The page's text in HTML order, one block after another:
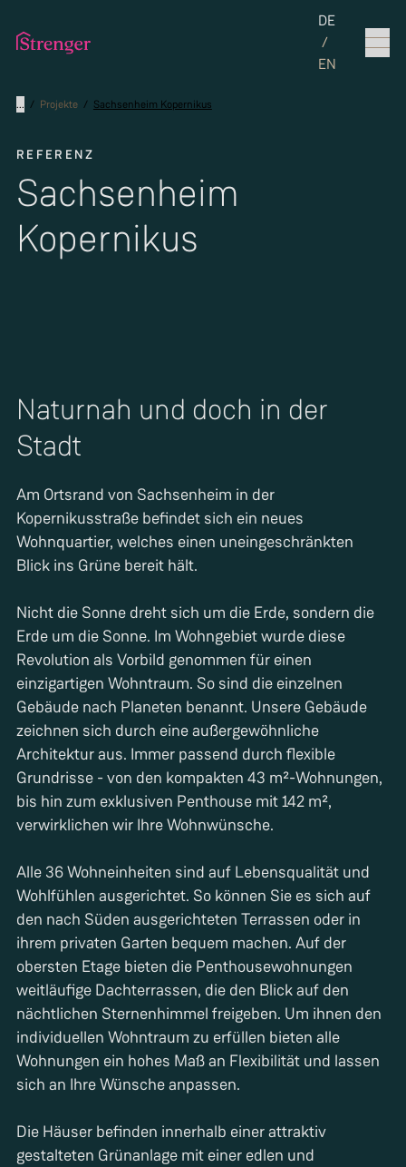
Set the
DE
/
EN
... / Projekte / Sachsenheim Kopernikus
REFERENZ
Sachsenheim
Kopernikus
Naturnah und doch in der
Stadt
Am Ortsrand von Sachsenheim in der
Kopernikusstraße befindet sich ein neues
Wohnquartier, welches einen uneingeschränkten
Blick ins Grüne bereit hält.
Nicht die Sonne dreht sich um die Erde, sondern die
Erde um die Sonne. Im Wohngebiet wurde diese
Revolution als Vorbild genommen für einen
einzigartigen Wohntraum. So sind die einzelnen
Gebäude nach Planeten benannt. Unsere Gebäude
zeichnen sich durch eine außergewöhnliche
Architektur aus. Immer passend durch flexible
Grundrisse - von den kompakten 43 m²-Wohnungen,
bis hin zum exklusiven Penthouse mit 142 m²,
verwirklichen wir Ihre Wohnwünsche.
Alle 36 Wohneinheiten sind auf Lebensqualität und
Wohlfühlen ausgerichtet. So können Sie es sich auf
den nach Süden ausgerichteten Terrassen oder in
ihrem privaten Garten bequem machen. Auf der
obersten Etage bieten die Penthousewohnungen
weitläufige Dachterrassen, die den Blick auf den
nächtlichen Sternenhimmel freigeben. Um ihnen den
individuellen Wohntraum zu erfüllen bieten alle
Wohnungen ein hohes Maß an Flexibilität und lassen
sich an Ihre Wünsche anpassen.
Die Häuser befinden innerhalb einer attraktiv
gestalteten Grünanlage mit einer edlen und